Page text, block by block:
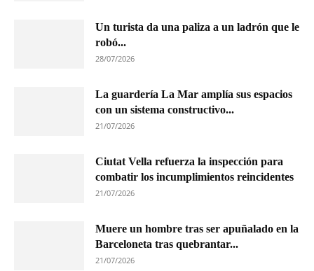
Un turista da una paliza a un ladrón que le
robó...
28/07/2026
La guardería La Mar amplía sus espacios
con un sistema constructivo...
21/07/2026
Ciutat Vella refuerza la inspección para
combatir los incumplimientos reincidentes
21/07/2026
Muere un hombre tras ser apuñalado en la
Barceloneta tras quebrantar...
21/07/2026